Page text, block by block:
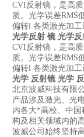
CVI反射镜，是高
质。光学误差RMS
偏转l 各类激光加
光学反射 镜 光学反
CVI反射镜，是高
质。光学误差RMS
偏转l 各类激光加
光学 反射镜 光学
北京波威科技有限
产品涉及激光、光
内各大*高校、中
构及相关领域内的
波威公司始终坚持